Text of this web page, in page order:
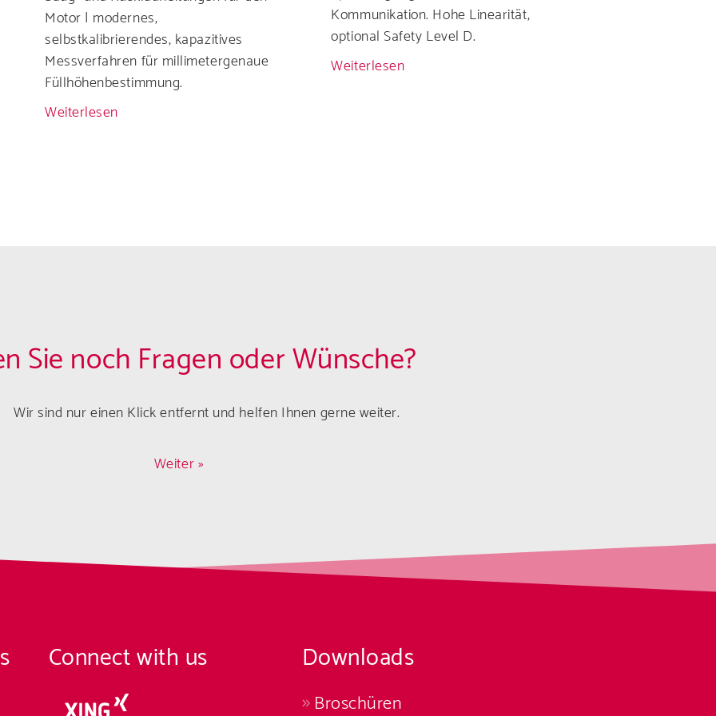
Motor | modernes,
selbstkalibrierendes, kapazitives
Messverfahren für millimetergenaue
Füllhöhenbestimmung.
Weiterlesen
Kommunikation. Hohe Linearität,
optional Safety Level D.
Weiterlesen
Sie noch Fragen oder Wünsche?
Wir sind nur einen Klick entfernt und helfen Ihnen gerne weiter.
Weiter »
Connect with us Downloads
Broschüren